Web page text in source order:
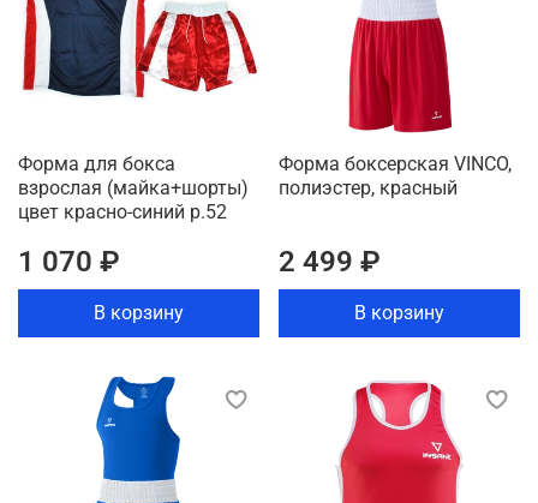
Форма для бокса
взрослая (майка+шорты)
цвет красно-синий р.52
1 070 ₽
В корзину
Форма боксерская VINCO,
полиэстер, красный
2 499 ₽
В корзину